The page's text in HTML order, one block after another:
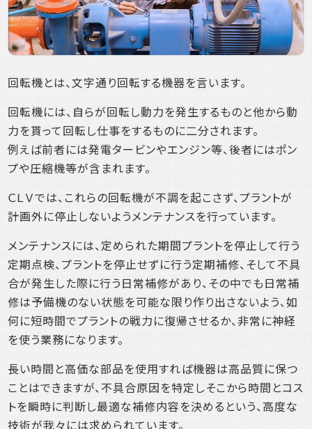
回転機とは、文字通り回転する機器を言います。
回転機には、自らが回転し動力を発生するものと他から動
力を貰って回転し仕事をするものに二分されます。
例えば前者には発電タービンやエンジン等、後者にはポン
プや圧縮機等が含まれます。
ＣＬＶでは、これらの回転機が不調を起こさず、プラントが
計画外に停止しないようメンテナンスを行っています。
メンテナンスには、定められた期間プラントを停止して行う
定期点検、プラントを停止せずに行う定期補修、そして不具
合が発生した際に行う日常補修があり、その中でも日常補
修は予備機のない状態を可能な限り作り出さないよう、如
何に短時間でプラントの戦力に復帰させるか、非常に神経
を使う業務になります。
長い時間と高価な部品を使用すれば機器は高品質に保つ
ことはできますが、不具合原因を特定しそこから時間とコス
トを瞬時に判断し最適な補修内容を決めるという、高度な
技術が我々には求められています。